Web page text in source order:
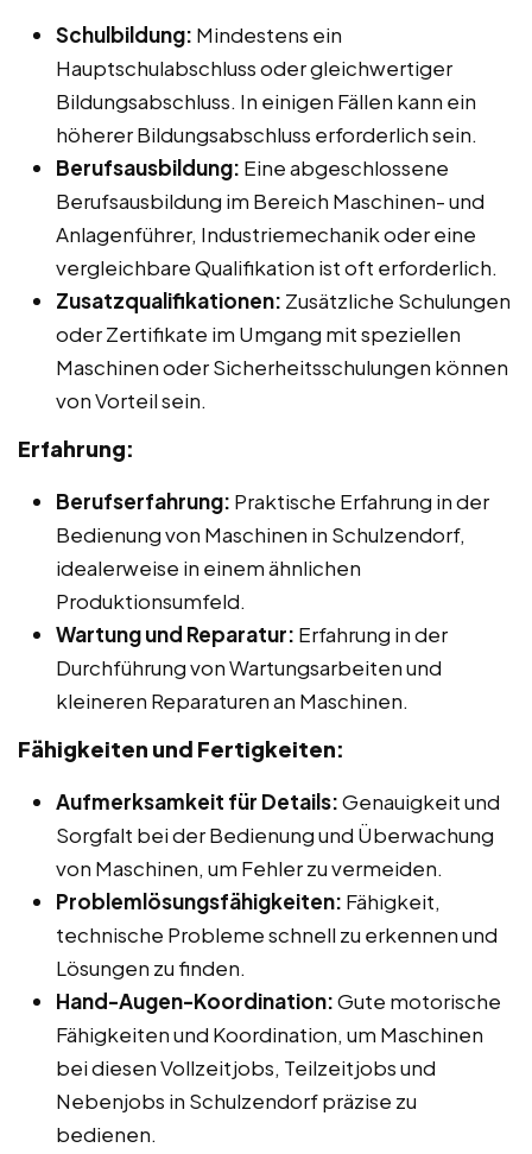
Schulbildung: Mindestens ein
Hauptschulabschluss oder gleichwertiger
Bildungsabschluss. In einigen Fällen kann ein
höherer Bildungsabschluss erforderlich sein.
Berufsausbildung: Eine abgeschlossene
Berufsausbildung im Bereich Maschinen- und
Anlagenführer, Industriemechanik oder eine
vergleichbare Qualifikation ist oft erforderlich.
Zusatzqualifikationen: Zusätzliche Schulungen
oder Zertifikate im Umgang mit speziellen
Maschinen oder Sicherheitsschulungen können
von Vorteil sein.
Erfahrung:
Berufserfahrung: Praktische Erfahrung in der
Bedienung von Maschinen in Schulzendorf,
idealerweise in einem ähnlichen
Produktionsumfeld.
Wartung und Reparatur: Erfahrung in der
Durchführung von Wartungsarbeiten und
kleineren Reparaturen an Maschinen.
Fähigkeiten und Fertigkeiten:
Aufmerksamkeit für Details:Genauigkeit und
Sorgfalt bei der Bedienung und Überwachung
von Maschinen, um Fehler zu vermeiden.
Problemlösungsfähigkeiten: Fähigkeit,
technische Probleme schnell zu erkennen und
Lösungen zu finden.
Hand-Augen-Koordination:Gute motorische
Fähigkeiten und Koordination, um Maschinen
bei diesen Vollzeitjobs, Teilzeitjobs und
Nebenjobs in Schulzendorf präzise zu
bedienen.